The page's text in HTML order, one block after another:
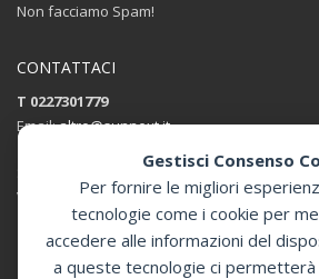
Gestisci Consenso
Per fornire le migliori
tecnologie come i cookie per
accedere alle informazioni del
a queste tecnologie ci
Non facciamo Spam!
CONTATTACI
T 0227301779
Email:altro@sunnext.it
Via Perugino 44 , 20093 Cologno Monzese
Apri in Google Maps